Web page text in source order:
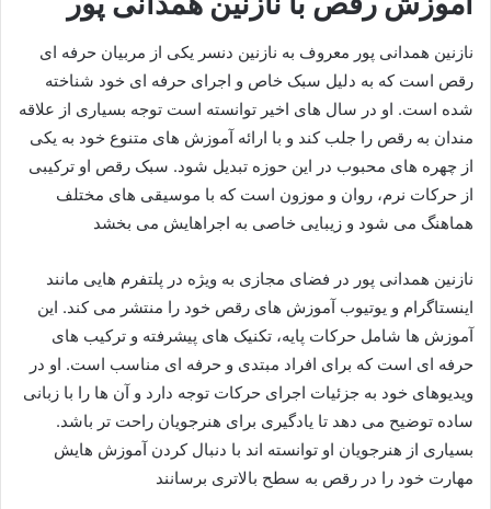
نازنین همدانی پور معروف به نازنین دنسر یکی از مربیان حرفه ای
رقص است که به دلیل سبک خاص و اجرای حرفه‌ ای خود شناخته
شده است. او در سال‌ های اخیر توانسته است توجه بسیاری از علاقه‌
مندان به رقص را جلب کند و با ارائه آموزش‌ های متنوع خود به یکی
از چهره‌ های محبوب در این حوزه تبدیل شود. سبک رقص او ترکیبی
از حرکات نرم، روان و موزون است که با موسیقی‌ های مختلف
هماهنگ می‌ شود و زیبایی خاصی به اجراهایش می‌ بخشد
نازنین همدانی پور در فضای مجازی به‌ ویژه در پلتفرم‌ هایی مانند
اینستاگرام و یوتیوب آموزش‌ های رقص خود را منتشر می‌ کند. این
آموزش‌ ها شامل حرکات پایه، تکنیک‌ های پیشرفته و ترکیب‌ های
حرفه‌ ای است که برای افراد مبتدی و حرفه‌ ای مناسب است. او در
ویدیوهای خود به جزئیات اجرای حرکات توجه دارد و آن‌ ها را با زبانی
ساده توضیح می‌ دهد تا یادگیری برای هنرجویان راحت‌ تر باشد.
بسیاری از هنرجویان او توانسته‌ اند با دنبال کردن آموزش‌ هایش
مهارت خود را در رقص به سطح بالاتری برسانند